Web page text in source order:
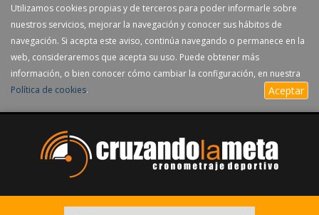
Utilizamos cookies propias y de terceros para poder informarle sobre
nuestros servicios, mejorar la navegación y conocer sus hábitos de
navegación. Si acepta este aviso, continúa navegando o permanece en la
web, consideraremos que acepta su uso. Puede obtener más
información, o bien conocer cómo cambiar la configuración, en nuestra
Política de cookies. Aceptar